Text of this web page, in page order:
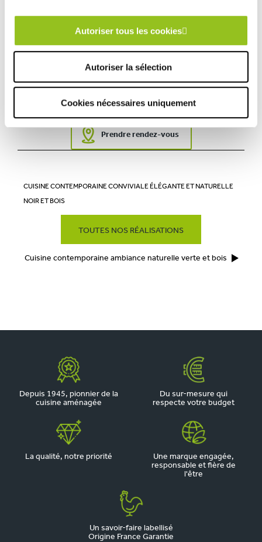
Autoriser tous les cookies
Autoriser la sélection
Cookies nécessaires uniquement
Marquise (62)
Magasin : COMERA Cuisines à Marquise
COMERA-En savoir plus
Rencontrez votre cuisiniste
Prendre rendez-vous
CUISINE CONTEMPORAINE CONVIVIALE ÉLÉGANTE ET NATURELLE
NOIR ET BOIS
TOUTES NOS RÉALISATIONS
Cuisine contemporaine ambiance naturelle verte et bois
Depuis 1945, pionnier de la
cuisine aménagée
Du sur-mesure qui
respecte votre budget
La qualité, notre priorité
Une marque engagée,
responsable et fière de
l'être
Un savoir-faire labellisé
Origine France Garantie